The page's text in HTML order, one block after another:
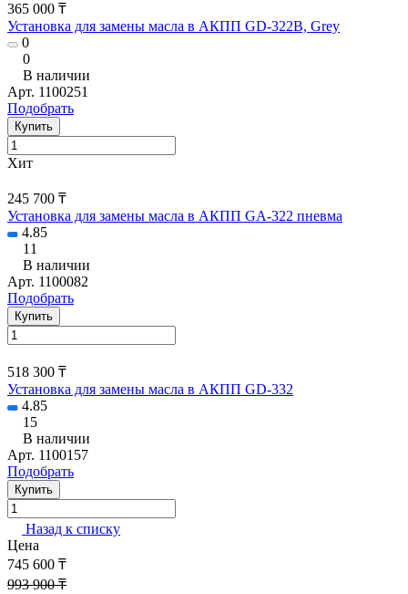
365 000 ₸
Установка для замены масла в АКПП GD-322B, Grey
0
0
В наличии
Арт. 1100251
Подобрать
Купить
Хит
245 700 ₸
Установка для замены масла в АКПП GA-322 пневма
4.85
11
В наличии
Арт. 1100082
Подобрать
Купить
518 300 ₸
Установка для замены масла в АКПП GD-332
4.85
15
В наличии
Арт. 1100157
Подобрать
Купить
Назад к списку
Цена
745 600 ₸
993 900 ₸